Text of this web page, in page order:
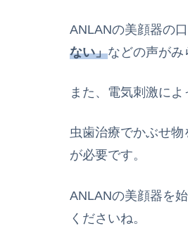
ANLANの美顔器の
ない」などの声がみ
また、電気刺激に
虫歯治療でかぶせ
が必要です。
ANLANの美顔器を
くださいね。